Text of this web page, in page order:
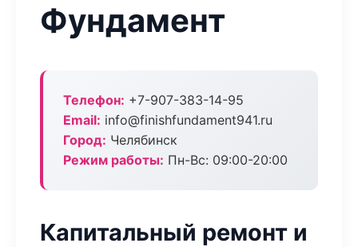
Фундамент
Телефон: +7-907-383-14-95
Email: info@finishfundament941.ru
Город: Челябинск
Режим работы: Пн-Вс: 09:00-20:00
Капитальный ремонт и